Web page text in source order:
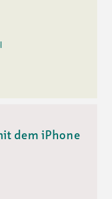
dem iPhone